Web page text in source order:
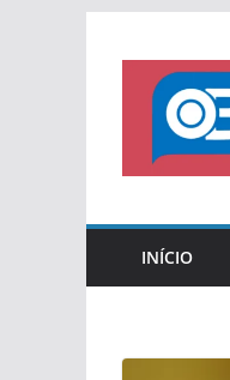
para
conteúdo
INÍCIO